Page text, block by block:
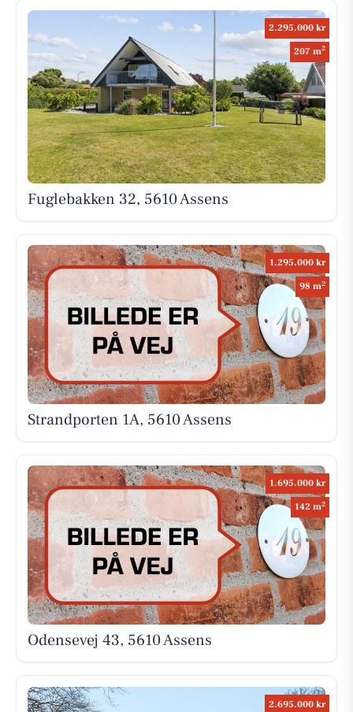
2.295.000 kr
207 m2
Fuglebakken 32, 5610 Assens
1.295.000 kr
98 m2
Strandporten 1A, 5610 Assens
1.695.000 kr
142 m2
Odensevej 43, 5610 Assens
2.695.000 kr